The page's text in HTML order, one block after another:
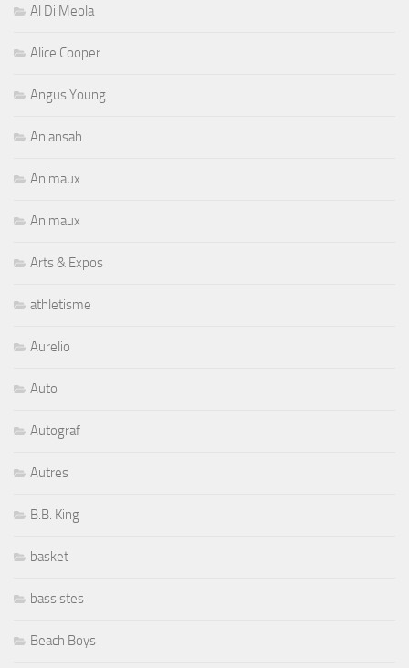
Al Di Meola
Alice Cooper
Angus Young
Aniansah
Animaux
Animaux
Arts & Expos
athletisme
Aurelio
Auto
Autograf
Autres
B.B. King
basket
bassistes
Beach Boys